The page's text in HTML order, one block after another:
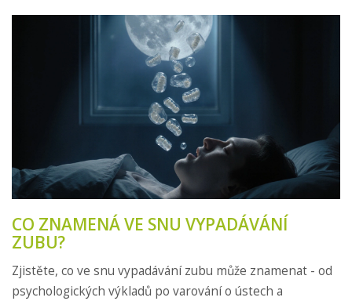
CO ZNAMENÁ VE SNU VYPADÁVÁNÍ
ZUBU?
Zjistěte, co ve snu vypadávání zubu může znamenat - od
psychologických výkladů po varování o ústech a